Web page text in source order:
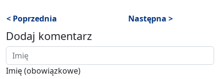
< Poprzednia Następna >
Dodaj komentarz
Imię (obowiązkowe)